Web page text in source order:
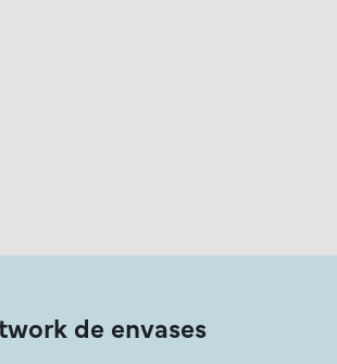
de envases